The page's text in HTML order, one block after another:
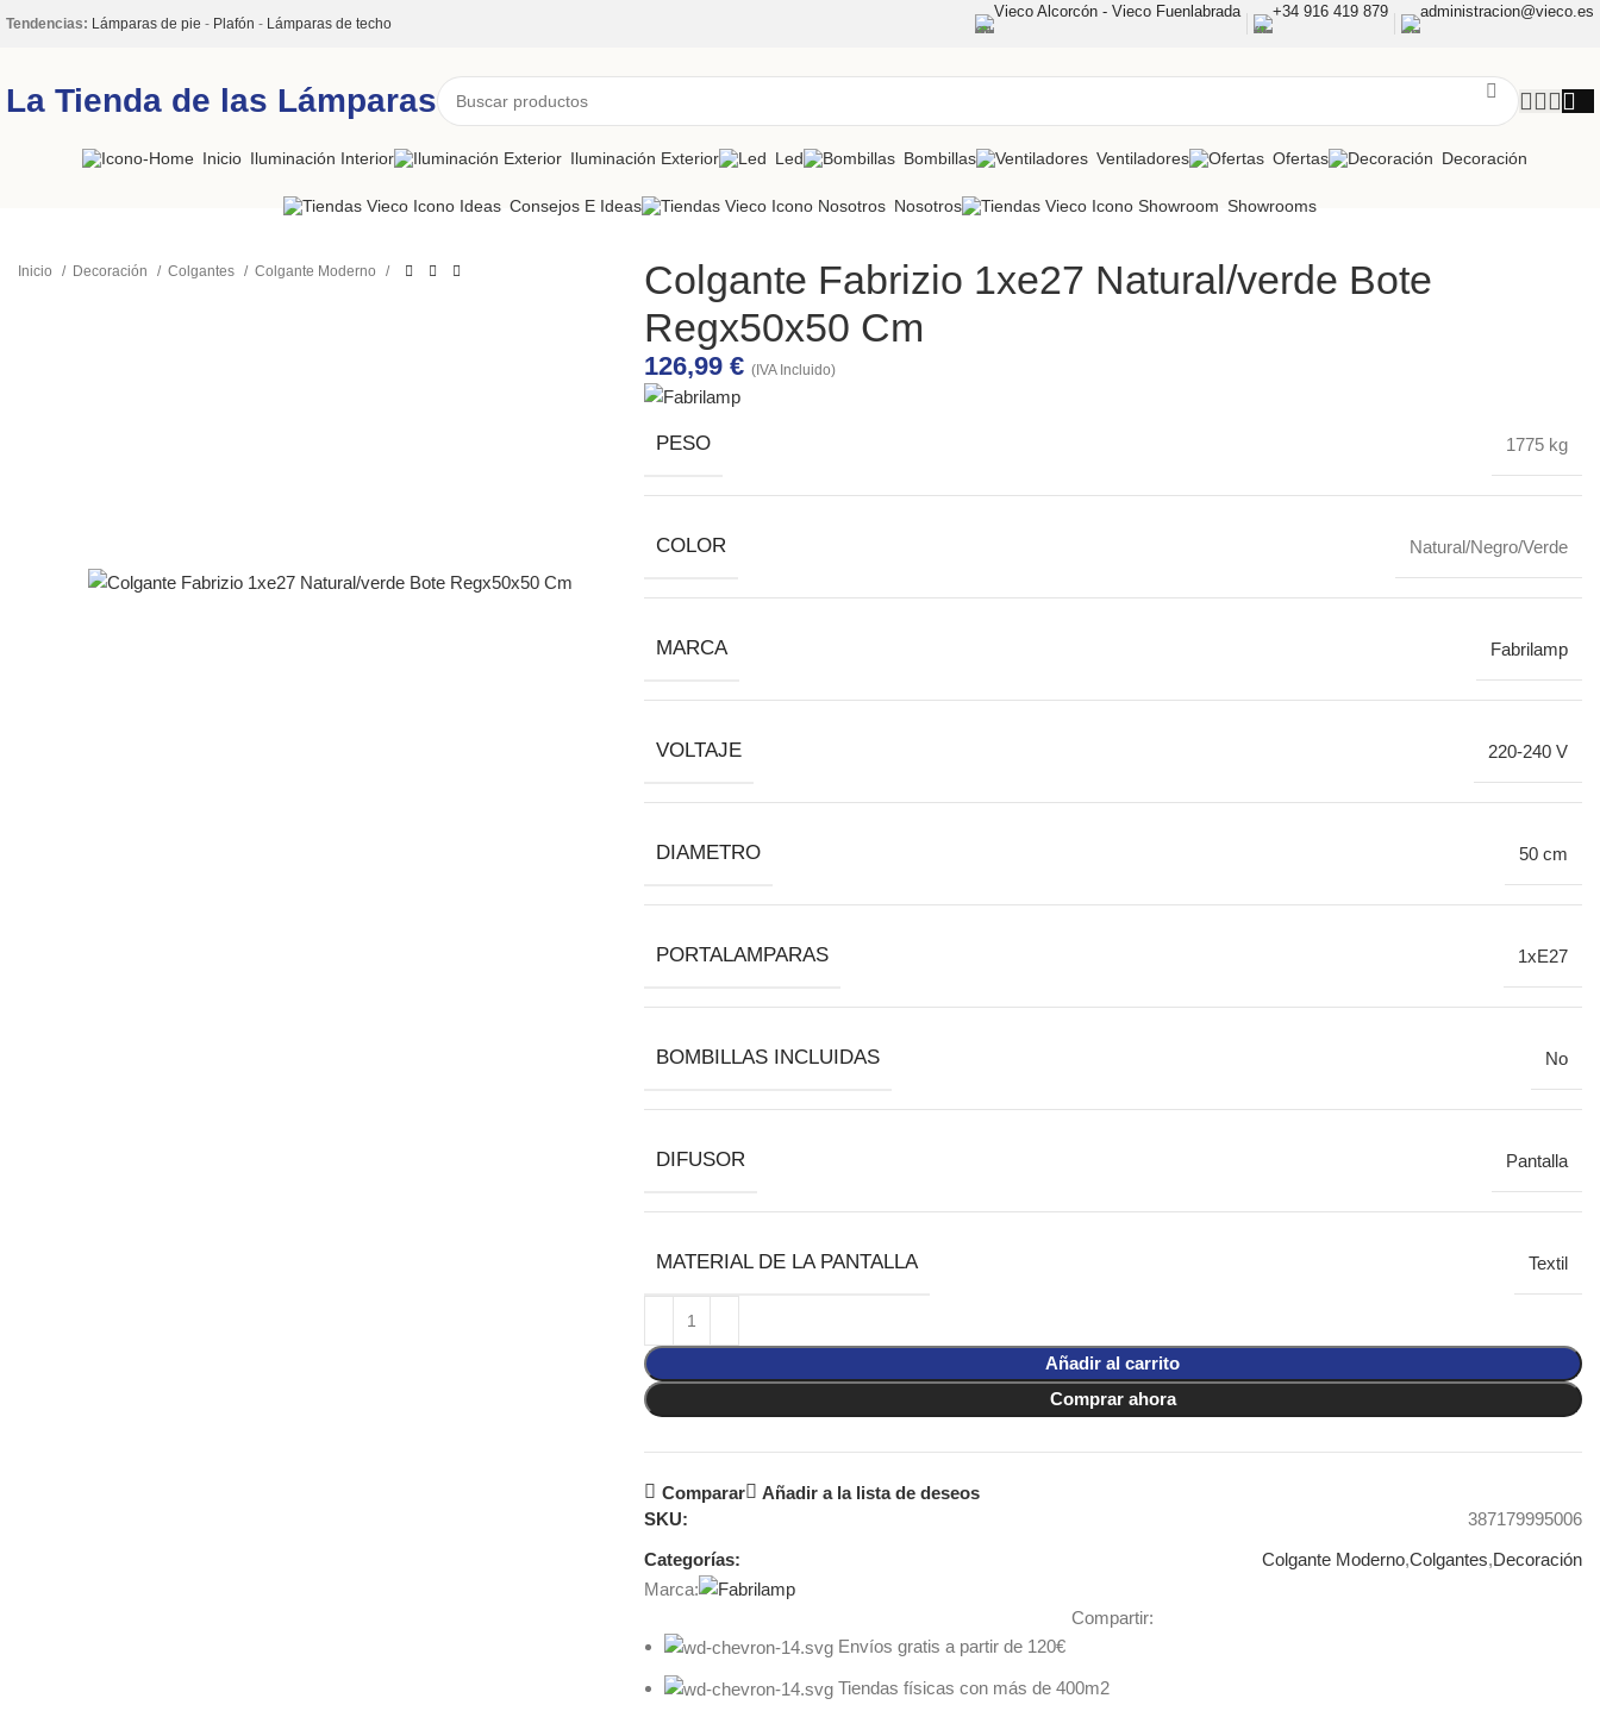
Tendencias: Lámparas de pie - Plafón - Lámparas de techo
Vieco Alcorcón - Vieco Fuenlabrada +34 916 419 879 administracion@vieco.es
La Tienda de las Lámparas
Inicio Iluminación Interior Iluminación Exterior Led Bombillas Ventiladores Ofertas Decoración
Consejos E Ideas Nosotros Showrooms
Inicio Decoración Colgantes Colgante Moderno
Colgante Fabrizio 1xe27 Natural/verde Bote
Regx50x50 Cm
126,99 € (IVA Incluido)
PESO 1775 kg
COLOR Natural/Negro/Verde
MARCA Fabrilamp
VOLTAJE 220-240 V
DIAMETRO 50 cm
PORTALAMPARAS 1xE27
BOMBILLAS INCLUIDAS No
DIFUSOR Pantalla
MATERIAL DE LA PANTALLA Textil
Añadir al carrito
Comprar ahora
Comparar
Añadir a la lista de deseos
SKU:
387179995006
Categorías:
Colgante Moderno,Colgantes,Decoración
Marca:
Compartir:
Envíos gratis a partir de 120€
Tiendas físicas con más de 400m2